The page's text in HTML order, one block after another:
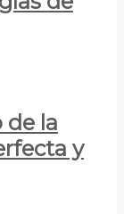
de la
y